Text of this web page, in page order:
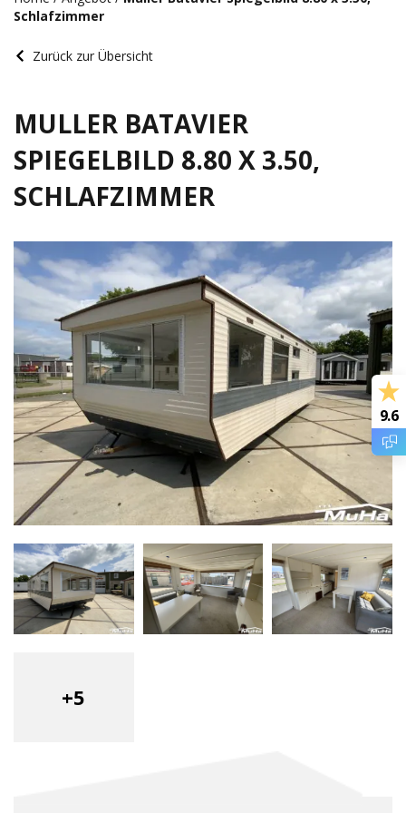
Schlafzimmer
Zurück zur Übersicht
MULLER BATAVIER
SPIEGELBILD 8.80 X 3.50,
SCHLAFZIMMER
+5
9.6